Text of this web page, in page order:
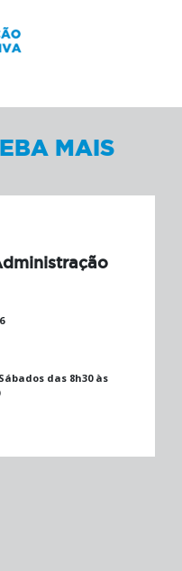
MAIS
das 8h30 às